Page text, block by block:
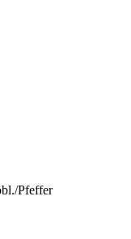
Pfeffer